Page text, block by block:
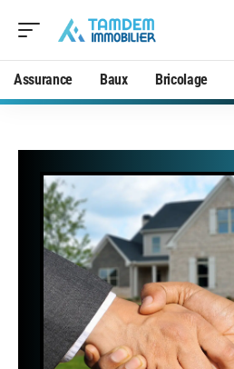
Assurance Baux Bricolage